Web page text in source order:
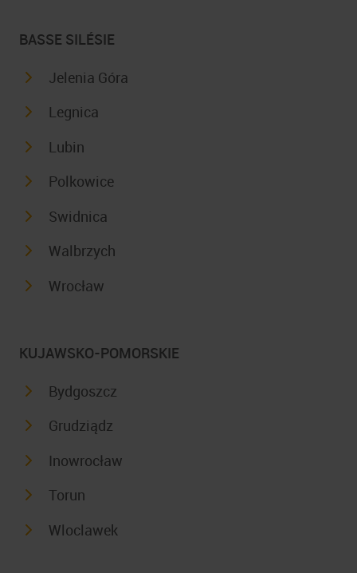
BASSE SILÉSIE
Jelenia Góra
Legnica
Lubin
Polkowice
Swidnica
Walbrzych
Wrocław
KUJAWSKO-POMORSKIE
Bydgoszcz
Grudziądz
Inowrocław
Torun
Wloclawek